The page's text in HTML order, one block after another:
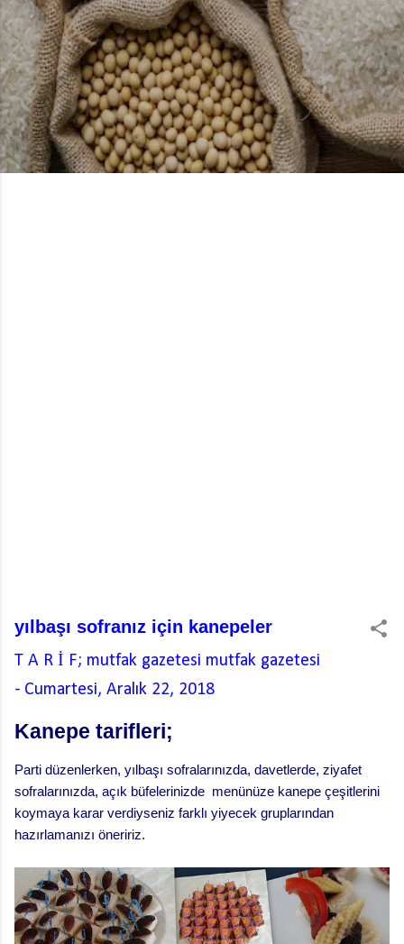
yılbaşı sofranız için kanepeler
T A R İ F; mutfak gazetesi mutfak gazetesi
- Cumartesi, Aralık 22, 2018
Kanepe tarifleri;
Parti düzenlerken, yılbaşı sofralarınızda, davetlerde, ziyafet
sofralarınızda, açık büfelerinizde menünüze kanepe çeşitlerini
koymaya karar verdiyseniz farklı yiyecek gruplarından
hazırlamanızı öneririz.